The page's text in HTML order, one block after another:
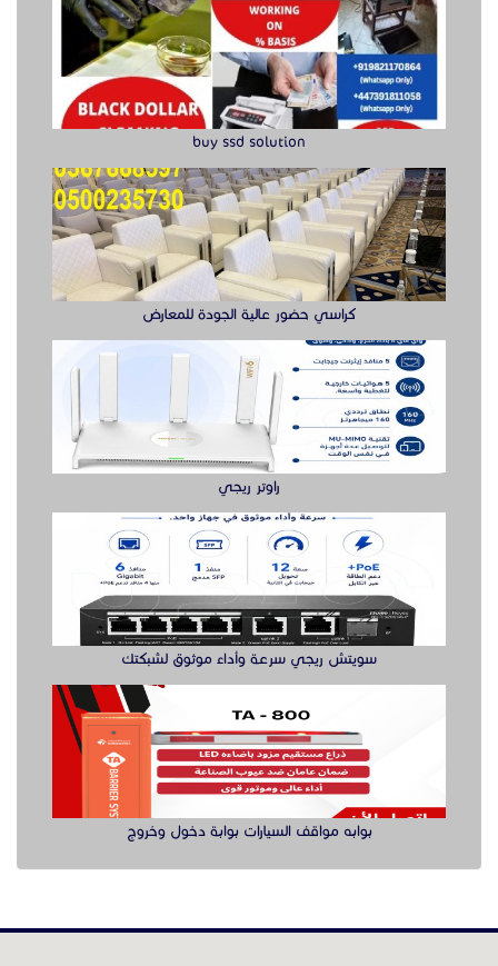
buy ssd solution
كراسي حضور عالية الجودة للمعارض
راوتر ريجي
سويتش ريجي سرعة وأداء موثوق لشبكتك
بوابه مواقف السيارات بوابة دخول وخروج